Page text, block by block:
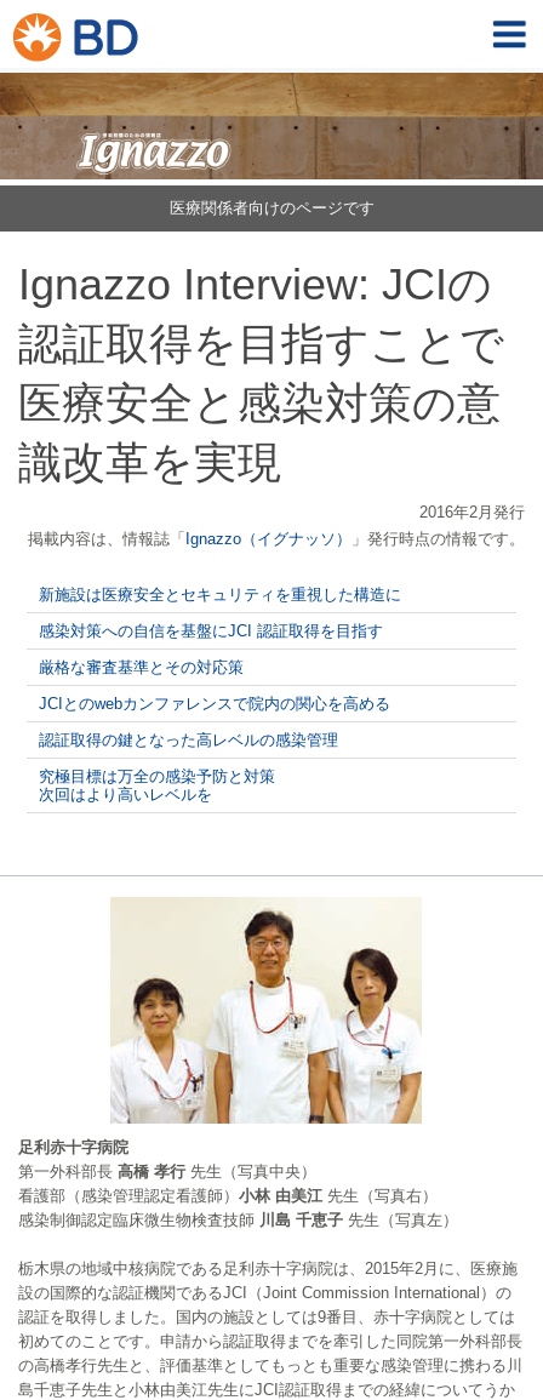
医療関係者向けのページです
Ignazzo Interview: JCIの
認証取得を目指すことで
医療安全と感染対策の意
識改革を実現
2016年2月発行
掲載内容は、情報誌「Ignazzo（イグナッソ） 」発行時点の情報です。
新施設は医療安全とセキュリティを重視した構造に
感染対策への自信を基盤にJCI 認証取得を目指す
厳格な審査基準とその対応策
JCIとのwebカンファレンスで院内の関心を高める
認証取得の鍵となった高レベルの感染管理
究極目標は万全の感染予防と対策
次回はより高いレベルを
足利赤十字病院
第一外科部長 高橋 孝行 先生（写真中央）
看護部（感染管理認定看護師） 小林 由美江 先生（写真右）
感染制御認定臨床微生物検査技師 川島 千恵子 先生（写真左）
栃木県の地域中核病院である足利赤十字病院は、2015年2月に、医療施
設の国際的な認証機関であるJCI（Joint Commission International）の
認証を取得しました。国内の施設としては9番目、赤十字病院としては
初めてのことです。申請から認証取得までを牽引した同院第一外科部長
の高橋孝行先生と、評価基準としてもっとも重要な感染管理に携わる川
島千恵子先生と小林由美江先生にJCI認証取得までの経緯についてうか